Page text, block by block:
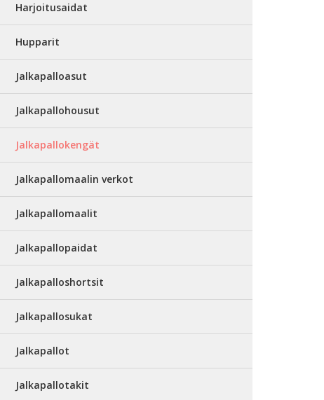
Harjoitusaidat
Hupparit
Jalkapalloasut
Jalkapallohousut
Jalkapallokengät
Jalkapallomaalin verkot
Jalkapallomaalit
Jalkapallopaidat
Jalkapalloshortsit
Jalkapallosukat
Jalkapallot
Jalkapallotakit